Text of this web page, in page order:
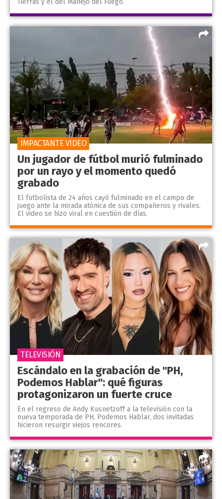
Tierras y el del Manejo del Fuego.
Un jugador de fútbol murió fulminado
por un rayo y el momento quedó
grabado
El futbolista de 24 años cayó fulminado en el campo de
juego ante la mirada atónica de sus compañeros y rivales.
El video se hizo viral en cuestión de días.
IMPACTANTE VIDEO
Escándalo en la grabación de "PH,
Podemos Hablar": qué figuras
protagonizaron un fuerte cruce
En el regreso de Andy Kusnetzoff a la televisión con la
nueva temporada de PH, Podemos Hablar, dos invitadas
hicieron resurgir viejos rencores.
TELEVISIÓN